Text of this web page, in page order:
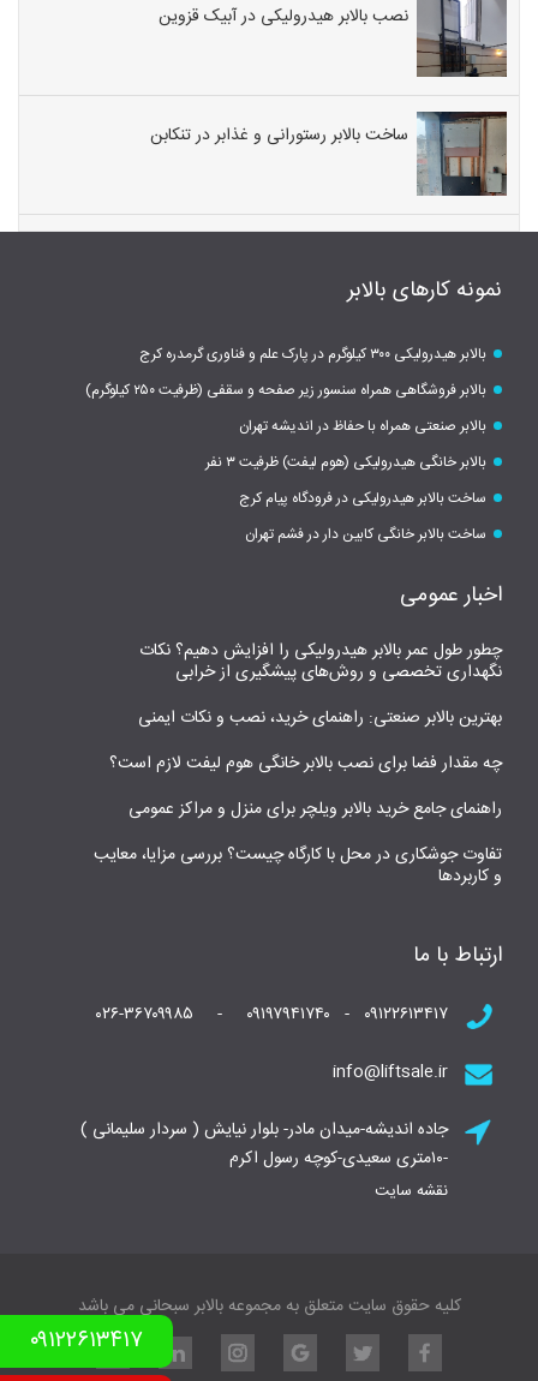
نصب بالابر هیدرولیکی در آبیک قزوین
ساخت بالابر رستورانی و غذابر در تنکابن
نمونه کارهای بالابر
بالابر هیدرولیکی ۳۰۰ کیلوگرم در پارک علم و فناوری گرمدره کرج
بالابر فروشگاهی همراه سنسور زیر صفحه و سقفی (ظرفیت ۲۵۰ کیلوگرم)
بالابر صنعتی همراه با حفاظ در اندیشه تهران
بالابر خانگی هیدرولیکی (هوم لیفت) ظرفیت ۳ نفر
ساخت بالابر هیدرولیکی در فرودگاه پیام کرج
ساخت بالابر خانگی کابین دار در فشم تهران
اخبار عمومی
چطور طول عمر بالابر هیدرولیکی را افزایش دهیم؟ نکات
نگهداری تخصصی و روش‌های پیشگیری از خرابی
بهترین بالابر صنعتی: راهنمای خرید، نصب و نکات ایمنی
چه مقدار فضا برای نصب بالابر خانگی هوم لیفت لازم است؟
راهنمای جامع خرید بالابر ویلچر برای منزل و مراکز عمومی
تفاوت جوشکاری در محل با کارگاه چیست؟ بررسی مزایا، معایب
و کاربردها
ارتباط با ما
۰۹۱۲۲۶۱۳۴۱۷ - ۰۹۱۹۷۹۴۱۷۴۰ - ۰۲۶-۳۶۷۰۹۹۸۵
info@liftsale.ir
جاده اندیشه-میدان مادر- بلوار نیایش ( سردار سلیمانی )
-۱۰متری سعیدی-کوچه رسول اکرم
نقشه سایت
۰۹۱۲۲۶۱۳۴۱۷
کلیه حقوق سایت متعلق به مجموعه بالابر سبحانی می باشد